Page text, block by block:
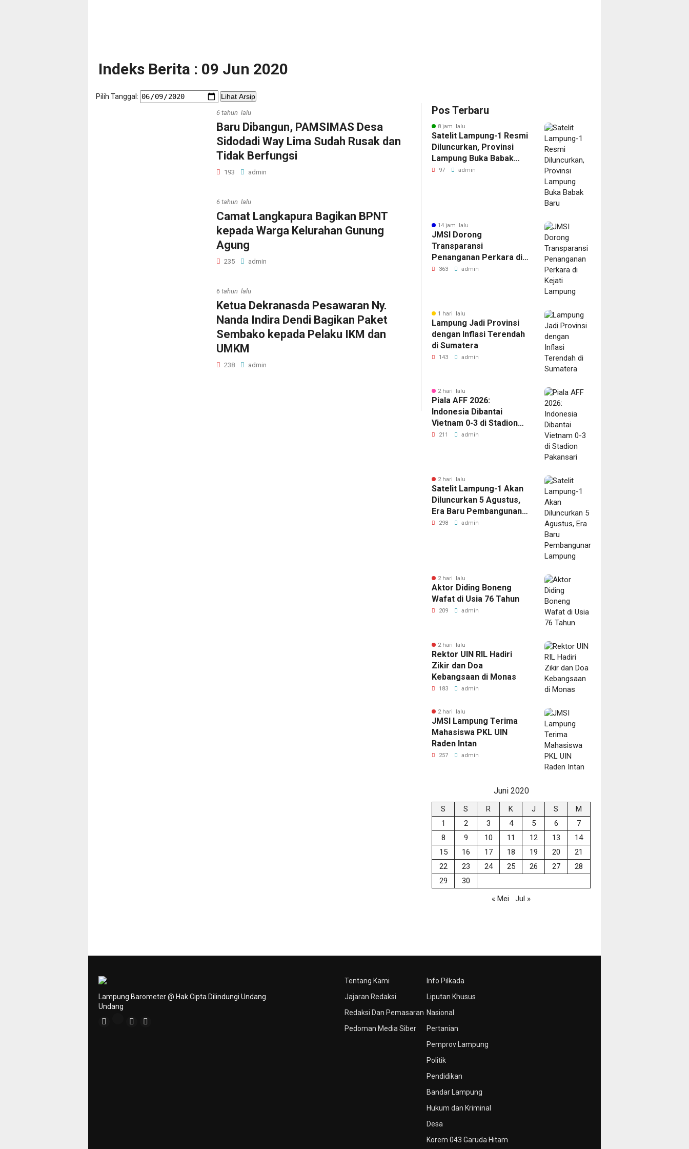
Indeks Berita : 09 Jun 2020
Pilih Tanggal: Lihat Arsip
6 tahun lalu
Baru Dibangun, PAMSIMAS Desa
Sidodadi Way Lima Sudah Rusak dan
Tidak Berfungsi
193 admin
6 tahun lalu
Camat Langkapura Bagikan BPNT
kepada Warga Kelurahan Gunung
Agung
235 admin
6 tahun lalu
Ketua Dekranasda Pesawaran Ny.
Nanda Indira Dendi Bagikan Paket
Sembako kepada Pelaku IKM dan
UMKM
238 admin
Pos Terbaru
8 jam lalu
Satelit Lampung-1 Resmi
Diluncurkan, Provinsi
Lampung Buka Babak
Baru
97 admin
14 jam lalu
JMSI Dorong
Transparansi
Penanganan Perkara di
Kejati Lampung
363 admin
1 hari lalu
Lampung Jadi Provinsi
dengan Inflasi Terendah
di Sumatera
143 admin
2 hari lalu
Piala AFF 2026:
Indonesia Dibantai
Vietnam 0-3 di Stadion
Pakansari
211 admin
2 hari lalu
Satelit Lampung-1 Akan
Diluncurkan 5 Agustus,
Era Baru Pembangunan
Lampung
298 admin
2 hari lalu
Aktor Diding Boneng
Wafat di Usia 76 Tahun
209 admin
2 hari lalu
Rektor UIN RIL Hadiri
Zikir dan Doa
Kebangsaan di Monas
183 admin
2 hari lalu
JMSI Lampung Terima
Mahasiswa PKL UIN
Raden Intan
257 admin
Juni 2020
S S R K J S
M
1
2 3 4 5 6
7
8
9 10 11 12 13
14
15
16 17 18 19 20
21
22
23 24 25 26 27
28
29
30
« Mei
Jul »
Tentang Kami
Jajaran Redaksi
Redaksi Dan Pemasaran
Pedoman Media Siber
Info Pilkada
Liputan Khusus
Nasional
Pertanian
Pemprov Lampung
Politik
Pendidikan
Bandar Lampung
Hukum dan Kriminal
Desa
Korem 043 Garuda Hitam
Lampung Barometer @ Hak Cipta Dilindungi Undang
Undang